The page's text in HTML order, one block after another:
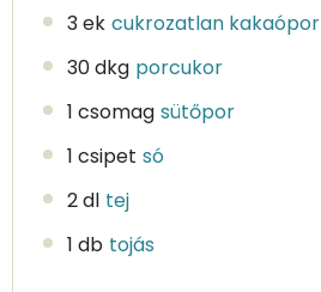
3 ek cukrozatlan kakaópor
30 dkg porcukor
1 csomag sütőpor
1 csipet só
2 dl tej
1 db tojás